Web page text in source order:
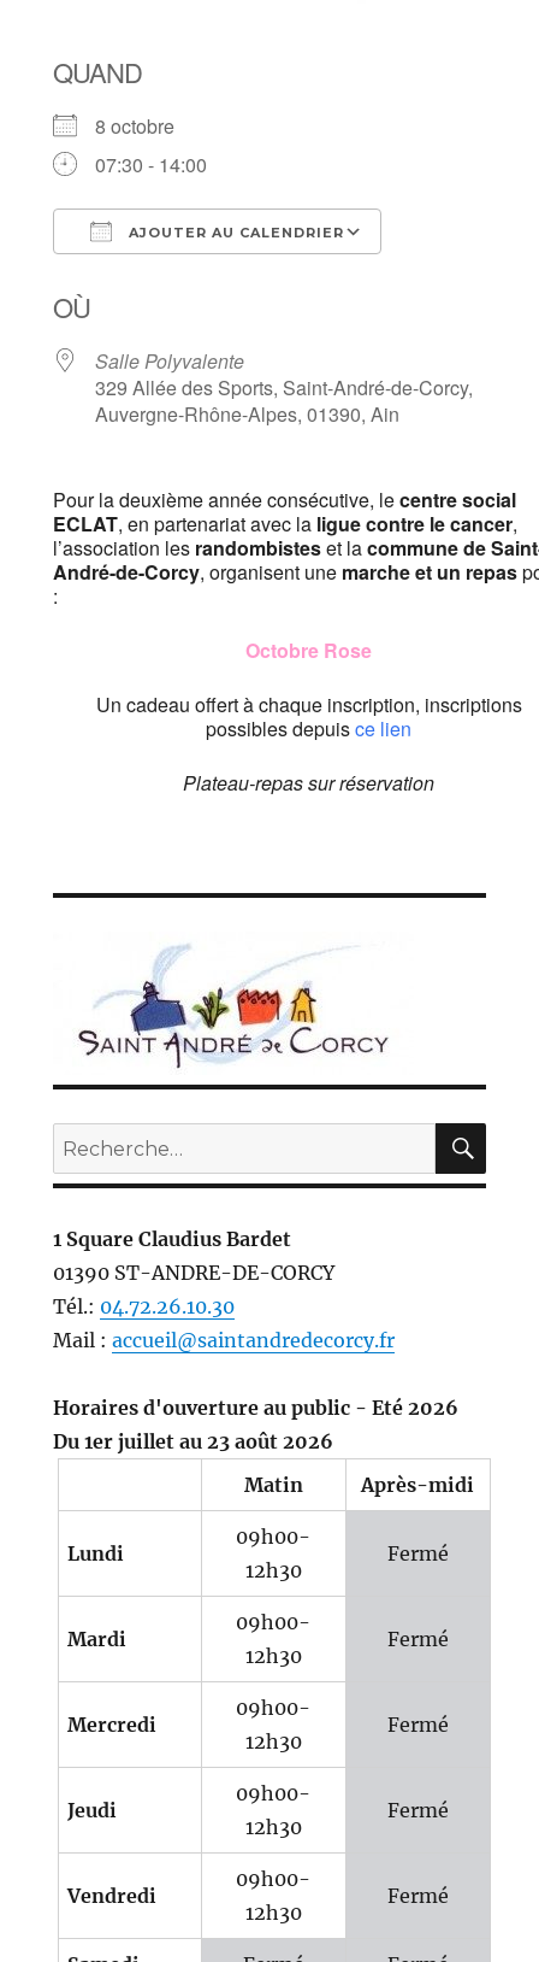
QUAND
8 octobre
07:30 - 14:00
AJOUTER AU CALENDRIER
OÙ
Salle Polyvalente
329 Allée des Sports, Saint-André-de-Corcy,
Auvergne-Rhône-Alpes, 01390, Ain
Pour la deuxième année consécutive, lecentre social
ECLAT, en partenariat avec la ligue contre le cancer,
l’association les randombisteset lacommune de
André-de-Corcy, organisent une marche et un repas
:
Octobre Rose
Un cadeau offert à chaque inscription, inscriptions
possibles depuisce lien
Plateau-repas sur réservation
Recherche
pour :
1 Square Claudius Bardet
01390 ST-ANDRE-DE-CORCY
Tél.: 04.72.26.10.30
Mail : accueil@saintandredecorcy.fr
Horaires d'ouverture au public - Eté 2026
Du 1er juillet au 23 août 2026
Matin
Après-midi
Lundi
09h00-
12h30
Fermé
Mardi
09h00-
12h30
Fermé
Mercredi
09h00-
12h30
Fermé
Jeudi
09h00-
12h30
Fermé
Vendredi
09h00-
12h30
Fermé